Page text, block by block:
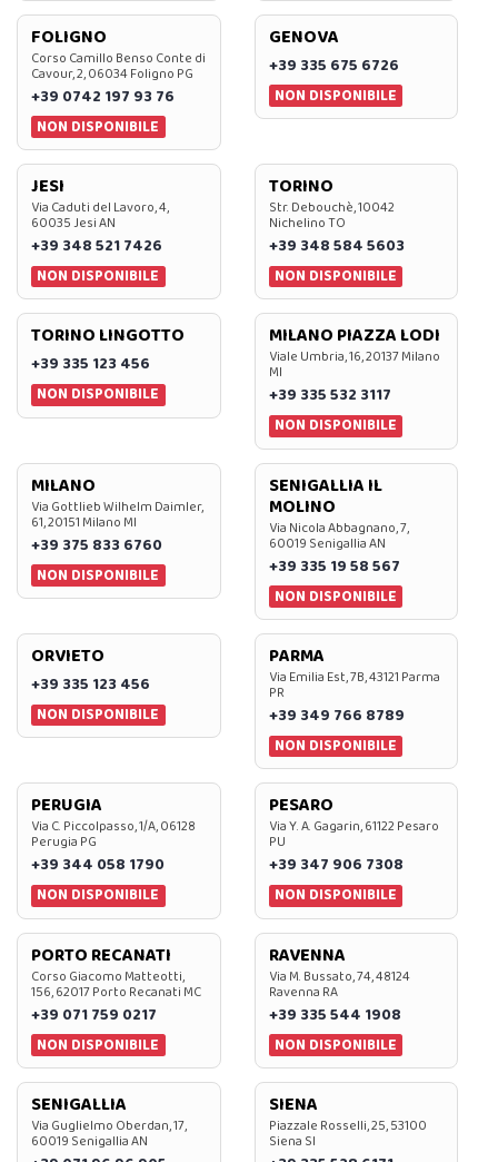
FOLIGNO
Corso Camillo Benso Conte di
Cavour, 2, 06034 Foligno PG
+39 0742 197 93 76
NON DISPONIBILE
GENOVA
+39 335 675 6726
NON DISPONIBILE
JESI
Via Caduti del Lavoro, 4,
60035 Jesi AN
+39 348 521 7426
NON DISPONIBILE
TORINO
Str. Debouchè, 10042
Nichelino TO
+39 348 584 5603
NON DISPONIBILE
TORINO LINGOTTO
+39 335 123 456
NON DISPONIBILE
MILANO PIAZZA LODI
Viale Umbria, 16, 20137 Milano
MI
+39 335 532 3117
NON DISPONIBILE
MILANO
Via Gottlieb Wilhelm Daimler,
61, 20151 Milano MI
+39 375 833 6760
NON DISPONIBILE
SENIGALLIA IL
MOLINO
Via Nicola Abbagnano, 7,
60019 Senigallia AN
+39 335 19 58 567
NON DISPONIBILE
ORVIETO
+39 335 123 456
NON DISPONIBILE
PARMA
Via Emilia Est, 7B, 43121 Parma
PR
+39 349 766 8789
NON DISPONIBILE
PERUGIA
Via C. Piccolpasso, 1/A, 06128
Perugia PG
+39 344 058 1790
NON DISPONIBILE
PESARO
Via Y. A. Gagarin, 61122 Pesaro
PU
+39 347 906 7308
NON DISPONIBILE
PORTO RECANATI
Corso Giacomo Matteotti,
156, 62017 Porto Recanati MC
+39 071 759 0217
NON DISPONIBILE
RAVENNA
Via M. Bussato, 74, 48124
Ravenna RA
+39 335 544 1908
NON DISPONIBILE
SENIGALLIA
Via Guglielmo Oberdan, 17,
60019 Senigallia AN
SIENA
Piazzale Rosselli, 25, 53100
Siena SI